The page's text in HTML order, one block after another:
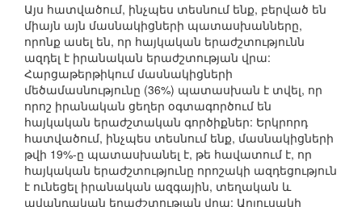
Այս հատվածում, ինչպես տեսնում ենք, բերված են
միայն այն մասնակիցների պատասխանները,
որոնք ասել են, որ հայկական երաժշտությունն
ազդել է իրանական երաժշտության վրա:
Հարցաթերթիկում մասնակիցների
մեծամասնությունը (36%) պատասխան է տվել, որ
որոշ իրանական ցեղեր օգտագործում են
հայկական երաժշտական գործիքներ: Երկրորդ
հատվածում, ինչպես տեսնում ենք, մասնակիցների
թվի 19%-ը պատասխանել է, թե հավատում է, որ
հայկական երաժշտությունը որոշակի ազդեցություն
է ունեցել իրանական ազգային, տեղական և
ավանդական երաժշտության վրա: Աղյուսակի